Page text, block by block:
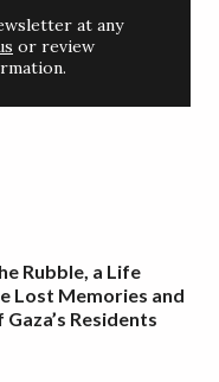
at any
or review
Rubble, a Life
Lost Memories and
Residents